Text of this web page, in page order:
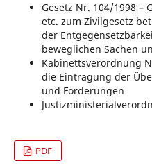
Gesetz Nr. 104/1998 –
etc. zum Zivilgesetz
der
beweglichen Sachen
Kabinettsverordnung
die Eintragung der
und Forderungen
PDF